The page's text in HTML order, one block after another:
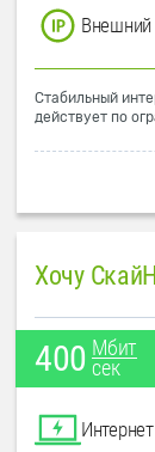
Внешний
Стабильный
действует по
Хочу
400 Мбит
сек